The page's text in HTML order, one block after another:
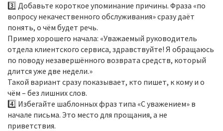
3️⃣ Добавьте короткое упоминание причины. Фраза «по
вопросу некачественного обслуживания» сразу даёт
понять, о чём будет речь.
Пример хорошего начала: «Уважаемый руководитель
отдела клиентского сервиса, здравствуйте! Я обращаюсь
по поводу незавершённого возврата средств, который
длится уже две недели.»
Такой вариант сразу показывает, кто пишет, к кому и о
чём – без лишних слов.
4️⃣ Избегайте шаблонных фраз типа «С уважением» в
начале письма. Это место для прощания, а не
приветствия.